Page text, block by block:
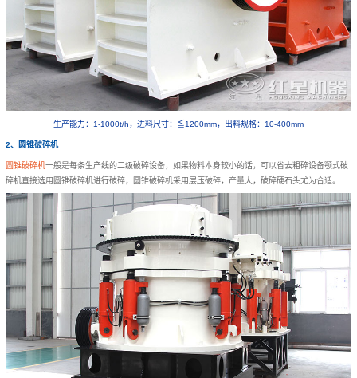
生产能力：1-1000t/h，进料尺寸：≦1200mm，出料规格：10-400mm
2、圆锥破碎机
圆锥破碎机一般是每条生产线的二级破碎设备，如果物料本身较小的话，可以省去粗碎设备颚式破
碎机直接选用圆锥破碎机进行破碎，圆锥破碎机采用层压破碎，产量大，破碎硬石头尤为合适。